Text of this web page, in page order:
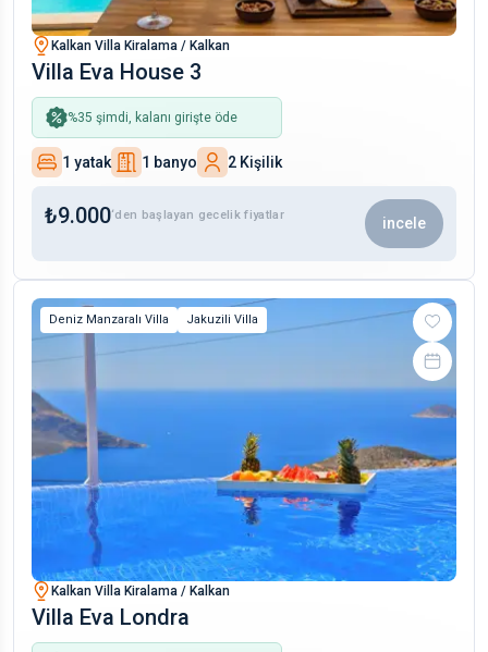
Kalkan Villa Kiralama / Kalkan
Villa Eva House 3
%35 şimdi, kalanı girişte öde
1 yatak 1 banyo 2 Kişilik
₺9.000‘den başlayan gecelik fiyatlar incele
Deniz Manzaralı Villa Jakuzili Villa
Kalkan Villa Kiralama / Kalkan
Villa Eva Londra